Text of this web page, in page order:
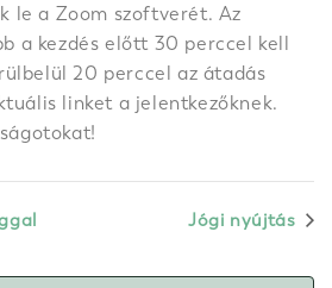
le a Zoom szoftverét. Az
a kezdés előtt 30 perccel kell
20 perccel az átadás
linket a jelentkezőknek.
Jógi nyújtás